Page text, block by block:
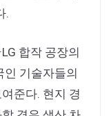
.
합작 공장의
인 기술자들의
준다. 현지 경